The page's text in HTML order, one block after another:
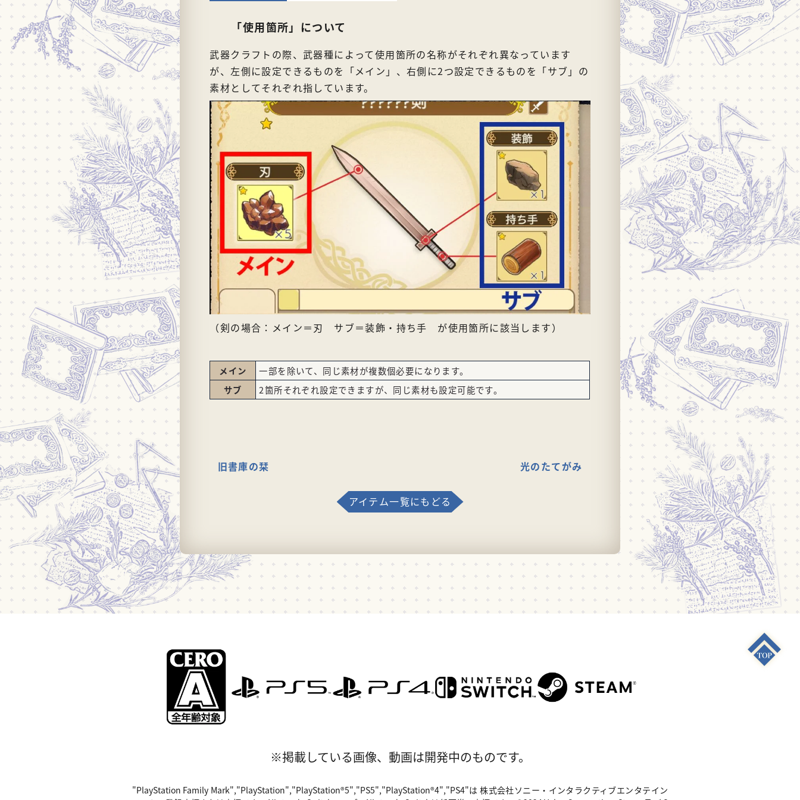
「使用箇所」について
武器クラフトの際、武器種によって使用箇所の名称がそれぞれ異なっています
が、左側に設定できるものを「メイン」、右側に2つ設定できるものを「サブ」の
素材としてそれぞれ指しています。
（剣の場合：メイン＝刃 サブ＝装飾・持ち手 が使用箇所に該当します）
メイン
一部を除いて、同じ素材が複数個必要になります。
サブ
2箇所それぞれ設定できますが、同じ素材も設定可能です。
旧書庫の栞 光のたてがみ
アイテム一覧にもどる
※掲載している画像、動画は開発中のものです。
"PlayStation Family Mark","PlayStation","PlayStation®5","PS5","PlayStation®4","PS4"は 株式会社ソニー・インタラクティブエンタテイン